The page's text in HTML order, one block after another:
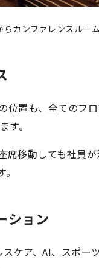
らカンファレンスルー
置も、全てのフ
す。
席移動しても社員
ション
ケア、AI、スポー